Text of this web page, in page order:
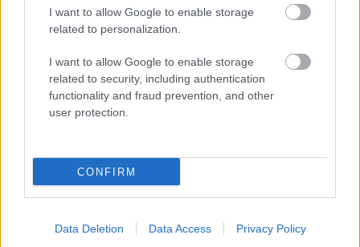
I want to allow Google to enable storage
related to personalization.
I want to allow Google to enable storage
related to security, including authentication
functionality and fraud prevention, and other
user protection.
CONFIRM
Data Deletion Data Access Privacy Policy
második negyedévben